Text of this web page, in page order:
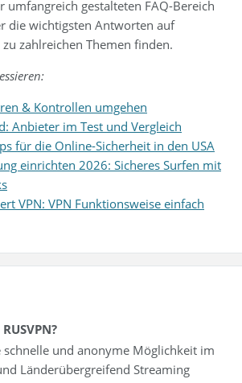
umfangreich gestalteten FAQ-Bereich
die wichtigsten Antworten auf
zahlreichen Themen finden.
& Kontrollen umgehen
Anbieter im Test und Vergleich
für die Online-Sicherheit in den USA
einrichten 2026: Sicheres Surfen mit
VPN: VPN Funktionsweise einfach
schnelle und anonyme Möglichkeit im
Länderübergreifend Streaming